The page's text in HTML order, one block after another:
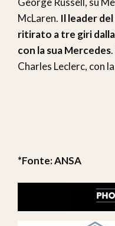
McLaren. Il leader
ritirato a tre giri
con la sua Mercedes
Charles Leclerc, con
*Fonte: ANSA